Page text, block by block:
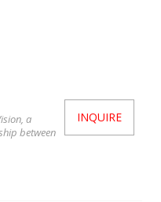
a
between
INQUIRE